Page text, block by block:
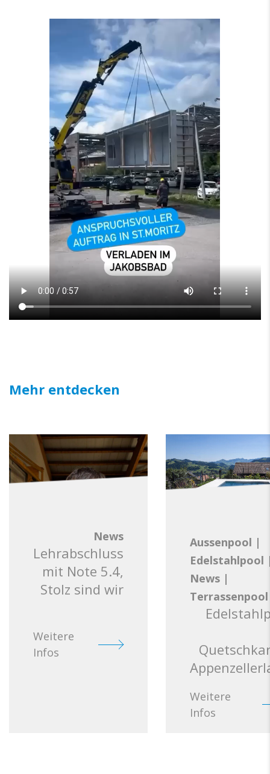
Mehr entdecken
News
Lehrabschluss
mit Note 5.4,
Stolz sind wir
Weitere
Infos
Aussenpool |
Edelstahlpool
News |
Terrassenpool
Weitere
Infos